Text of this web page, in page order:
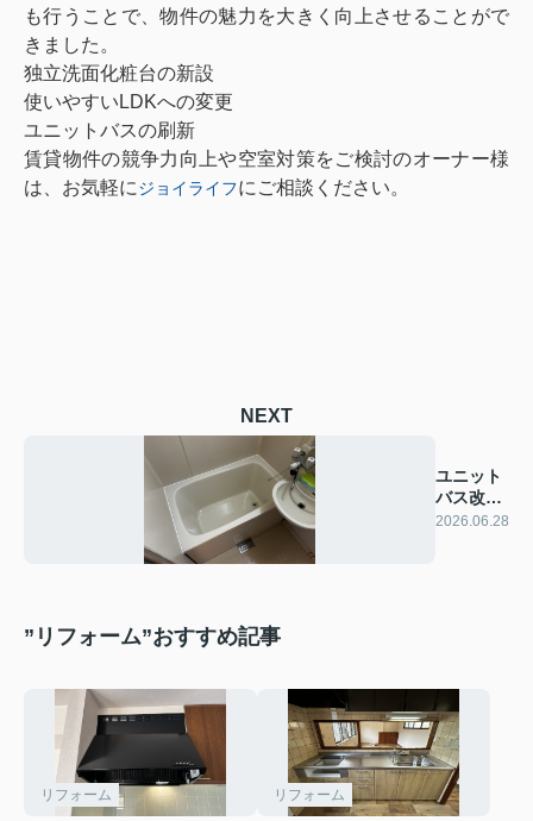
も行うことで、物件の魅力を大きく向上させることがで
きました。
独立洗面化粧台の新設
使いやすいLDKへの変更
ユニットバスの刷新
賃貸物件の競争力向上や空室対策をご検討のオーナー様
は、お気軽にジョイライフにご相談ください。
NEXT
ユニット
バス改修
工事
2026.06.28
”リフォーム”おすすめ記事
リフォーム リフォーム